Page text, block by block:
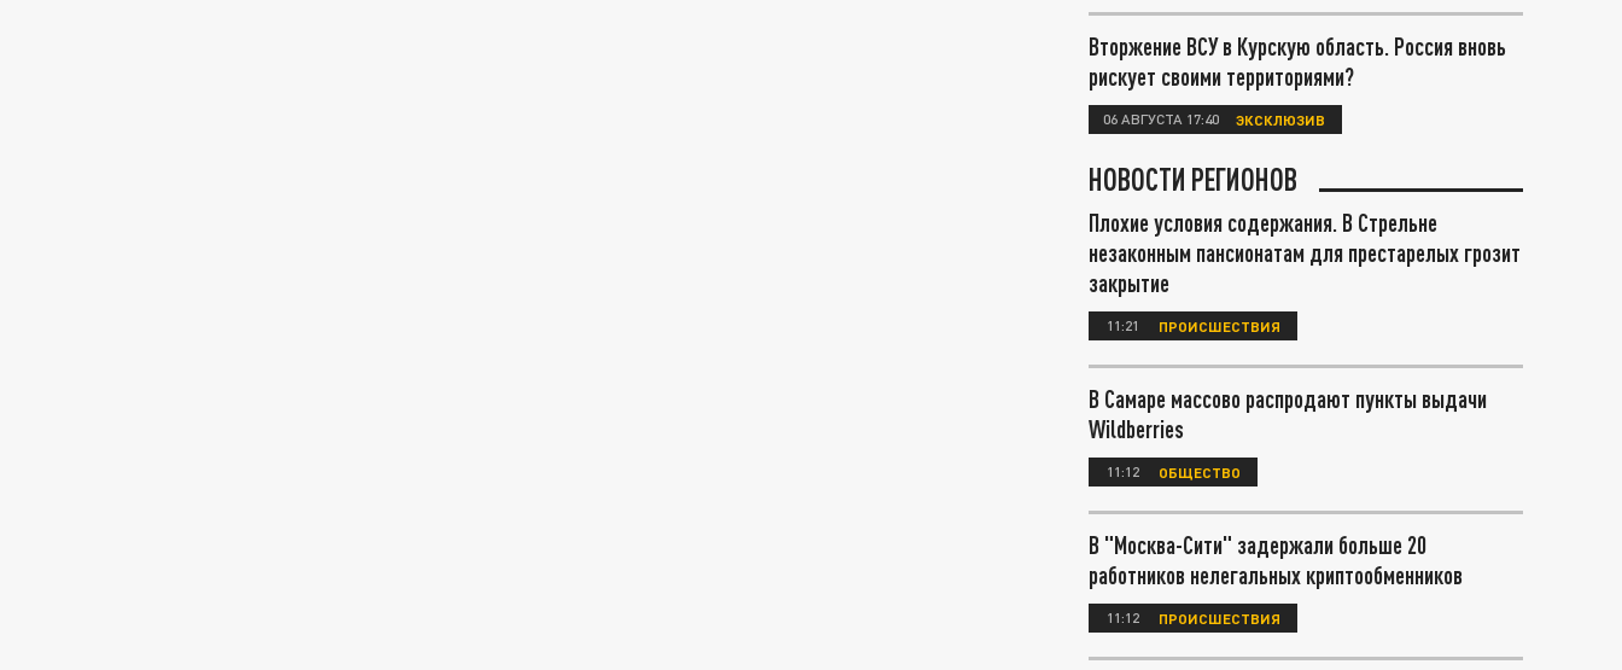
Вторжение ВСУ в Курскую область. Россия вновь
рискует своими территориями?
06 АВГУСТА 17:40 ЭКСКЛЮЗИВ
НОВОСТИ РЕГИОНОВ
Плохие условия содержания. В Стрельне
незаконным пансионатам для престарелых грозит
закрытие
11:21 ПРОИСШЕСТВИЯ
В Самаре массово распродают пункты выдачи
Wildberries
11:12 ОБЩЕСТВО
В "Москва-Сити" задержали больше 20
работников нелегальных криптообменников
11:12 ПРОИСШЕСТВИЯ